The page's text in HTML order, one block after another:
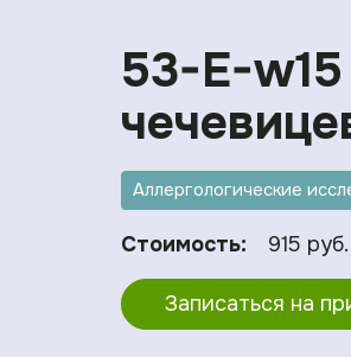
53-E-
Аллергологические
Стоимость: 915 руб.
Записаться на